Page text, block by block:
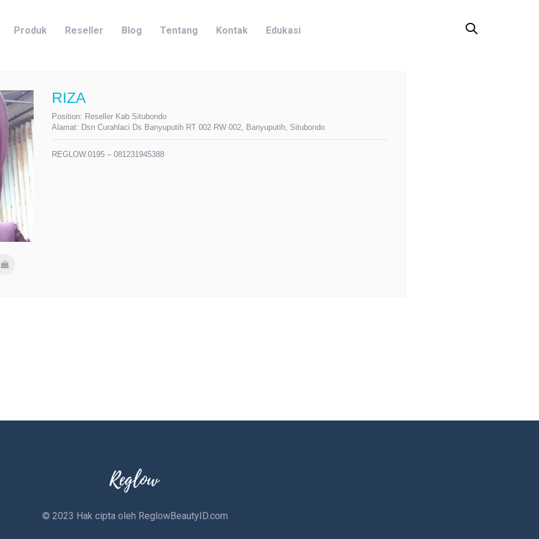
Produk Reseller Blog Tentang Kontak Edukasi
RIZA
Position: Reseller Kab Situbondo
Alamat: Dsn Curahlaci Ds Banyuputih RT 002 RW 002, Banyuputih, Situbondo
REGLOW.0195 – 081231945388
© 2023 Hak cipta oleh ReglowBeautyID.com